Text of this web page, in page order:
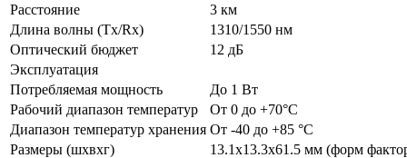
Расстояние
3 км
Длина волны (Tx/Rx)
1310/1550 нм
Оптический бюджет
12 дБ
Эксплуатация
Потребляемая мощность
До 1 Вт
Рабочий диапазон температур
От 0 до +70°C
Диапазон температур хранения От -40 до +85 °C
Размеры (шхвхг)
13.1х13.3х61.5 мм (форм